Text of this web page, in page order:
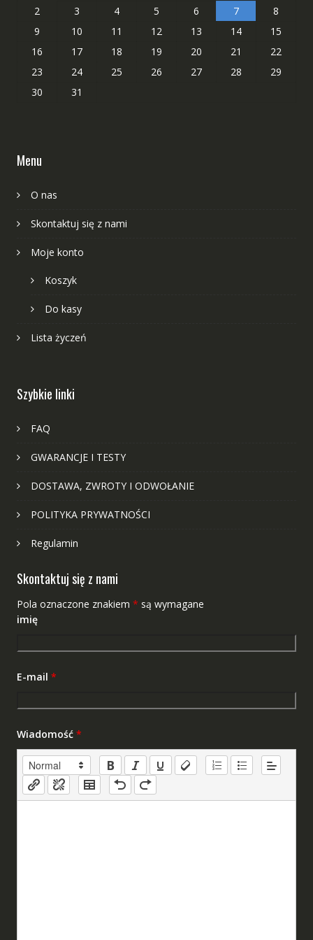
2
3 4 5 6 7
8
9
10 11 12 13 14
15
16
17 18 19 20 21
22
23
24 25 26 27 28
29
30
31
Menu
O nas
Skontaktuj się z nami
Moje konto
Koszyk
Do kasy
Lista życzeń
Szybkie linki
FAQ
GWARANCJE I TESTY
DOSTAWA, ZWROTY I ODWOŁANIE
POLITYKA PRYWATNOŚCI
Regulamin
Skontaktuj się z nami
Pola oznaczone znakiem * są wymagane
imię
E-mail *
Wiadomość *